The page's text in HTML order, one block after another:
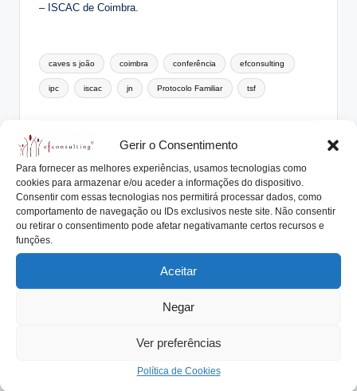
Gerir o Consentimento
Para fornecer as melhores experiências, usamos tecnologias como
cookies para armazenar e/ou aceder a informações do dispositivo.
Consentir com essas tecnologias nos permitirá processar dados, como
comportamento de navegação ou IDs exclusivos neste site. Não consentir
ou retirar o consentimento pode afetar negativamante certos recursos e
funções.
Aceitar
Negar
Ver preferências
Política de Cookies
– ISCAC de Coimbra.
Tags:
caves s joão coimbra conferência efconsulting
ipc iscac jn Protocolo Familiar tsf
António Nogueira da Costa
CEO da efconsulting® e docente do ensino
superior. Especialista na elaboração de
Protocolos Familiares, Planos de Sucessão,
Órgãos de Governo, acompanhando numerosas
seminários, conferências e autor de livros e
centenas de artigos relacionados com
Empresas Familiares®.